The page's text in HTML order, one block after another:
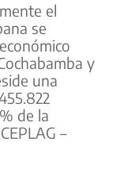
el
se
y
una
de la
–